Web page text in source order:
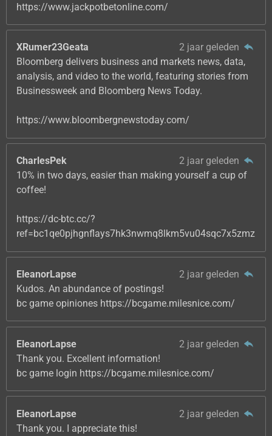
https://www.jackpotbetonline.com/
XRumer23Geata
2 jaar geleden
Bloomberg delivers business and markets news, data,
analysis, and video to the world, featuring stories from
Businessweek and Bloomberg News Today.
https://www.bloombergnewstoday.com/
CharlesPek
2 jaar geleden
10% in two days, easier than making yourself a cup of
coffee!
https://dc-btc.cc/?
ref=bc1qe0pjhgnflays7hk3nwmq8lkm5vu04sqc7x5zmz
EleanorLapse
2 jaar geleden
Kudos. An abundance of postings!
bc game opiniones https://bcgame.milesnice.com/
EleanorLapse
2 jaar geleden
Thank you. Excellent information!
bc game login https://bcgame.milesnice.com/
EleanorLapse
2 jaar geleden
Thank you. I appreciate this!